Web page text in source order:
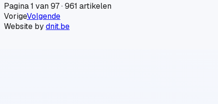
Pagina1 van97·961 artikelen
VorigeVolgende
Website bydnit.be